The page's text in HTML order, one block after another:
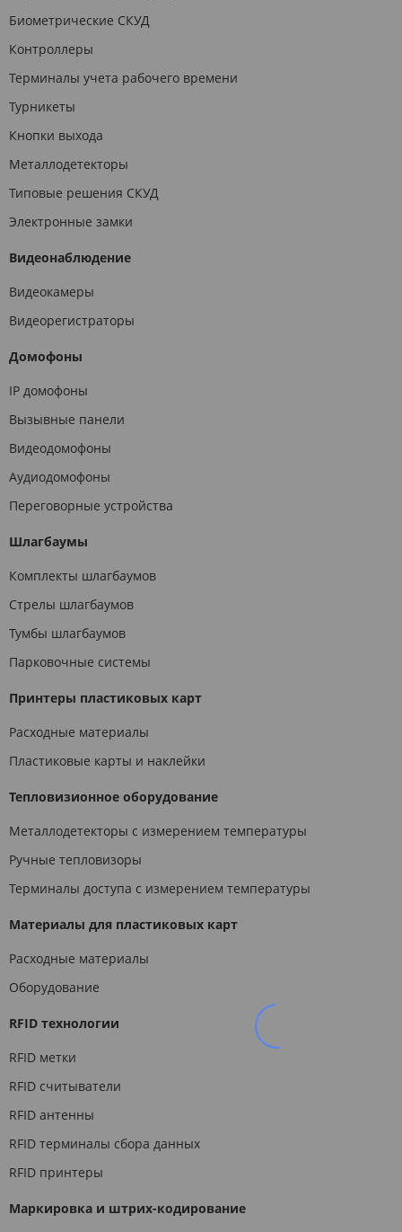
Биометрические СКУД
Контроллеры
Терминалы учета рабочего времени
Турникеты
Кнопки выхода
Металлодетекторы
Типовые решения СКУД
Электронные замки
Видеонаблюдение
Видеокамеры
Видеорегистраторы
Домофоны
IP домофоны
Вызывные панели
Видеодомофоны
Аудиодомофоны
Переговорные устройства
Шлагбаумы
Комплекты шлагбаумов
Стрелы шлагбаумов
Тумбы шлагбаумов
Парковочные системы
Принтеры пластиковых карт
Расходные материалы
Пластиковые карты и наклейки
Тепловизионное оборудование
Металлодетекторы с измерением температуры
Ручные тепловизоры
Терминалы доступа с измерением температуры
Материалы для пластиковых карт
Расходные материалы
Оборудование
RFID технологии
RFID метки
RFID считыватели
RFID антенны
RFID терминалы сбора данных
RFID принтеры
Маркировка и штрих-кодирование